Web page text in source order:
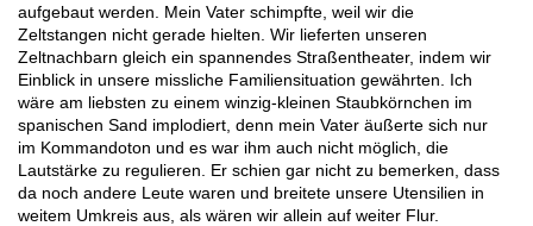
aufgebaut werden. Mein Vater schimpfte, weil wir die
Zeltstangen nicht gerade hielten. Wir lieferten unseren
Zeltnachbarn gleich ein spannendes Straßentheater, indem wir
Einblick in unsere missliche Familiensituation gewährten. Ich
wäre am liebsten zu einem winzig-kleinen Staubkörnchen im
spanischen Sand implodiert, denn mein Vater äußerte sich nur
im Kommandoton und es war ihm auch nicht möglich, die
Lautstärke zu regulieren. Er schien gar nicht zu bemerken, dass
da noch andere Leute waren und breitete unsere Utensilien in
weitem Umkreis aus, als wären wir allein auf weiter Flur.